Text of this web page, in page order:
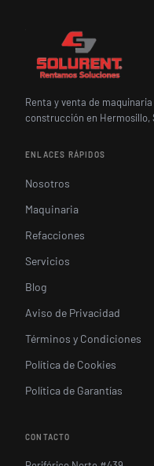
Renta y venta de
construcción en Hermosillo,
ENLACES RÁPIDOS
Nosotros
Maquinaria
Refacciones
Servicios
Blog
Aviso de Privacidad
Términos y Condiciones
Política de Cookies
Política de Garantías
CONTACTO